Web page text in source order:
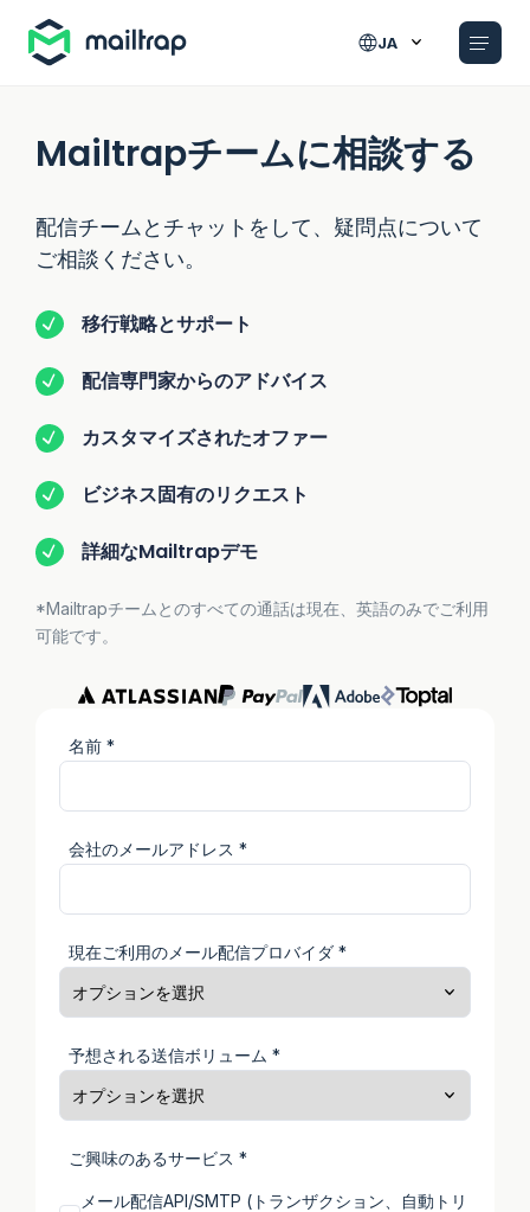
JA
Mailtrapチームに相談する
配信チームとチャットをして、疑問点について
ご相談ください。
移行戦略とサポート
配信専門家からのアドバイス
カスタマイズされたオファー
ビジネス固有のリクエスト
詳細なMailtrapデモ
*Mailtrapチームとのすべての通話は現在、英語のみでご利用
可能です。
名前 *
会社のメールアドレス *
現在ご利用のメール配信プロバイダ *
予想される送信ボリューム *
ご興味のあるサービス *
メール配信API/SMTP (トランザクション、自動トリ